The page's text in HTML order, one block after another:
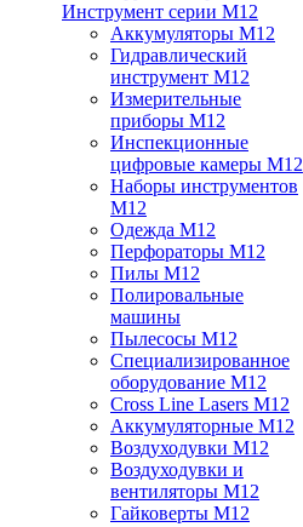
Инструмент серии M12
Аккумуляторы M12
Гидравлический
инструмент M12
Измерительные
приборы M12
Инспекционные
цифровые камеры M12
Наборы инструментов
M12
Одежда M12
Перфораторы M12
Пилы M12
Полировальные
машины
Пылесосы M12
Специализированное
оборудование M12
Cross Line Lasers M12
Аккумуляторные M12
Воздуходувки M12
Воздуходувки и
вентиляторы M12
Гайковерты M12